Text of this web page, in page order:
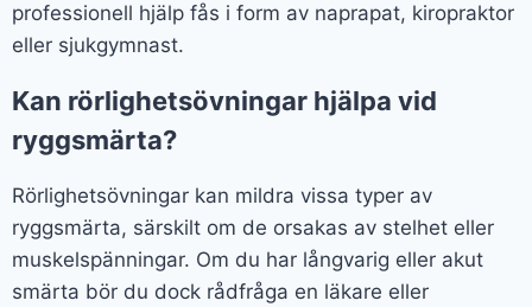
professionell hjälp fås i form av naprapat, kiropraktor
eller sjukgymnast.
Kan rörlighetsövningar hjälpa vid
ryggsmärta?
Rörlighetsövningar kan mildra vissa typer av
ryggsmärta, särskilt om de orsakas av stelhet eller
muskelspänningar. Om du har långvarig eller akut
smärta bör du dock rådfråga en läkare eller